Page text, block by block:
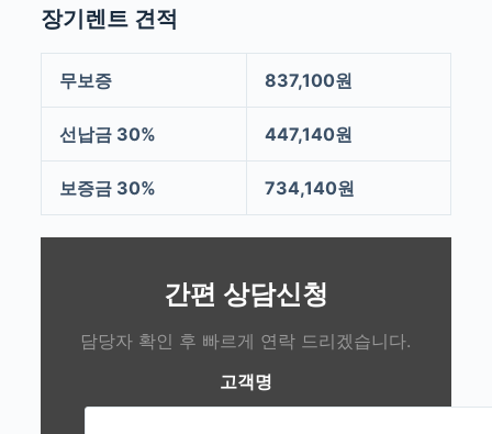
장기렌트 견적
무보증 837,100원
선납금 30% 447,140원
보증금 30% 734,140원
간편 상담신청
담당자 확인 후 빠르게 연락 드리겠습니다.
고객명